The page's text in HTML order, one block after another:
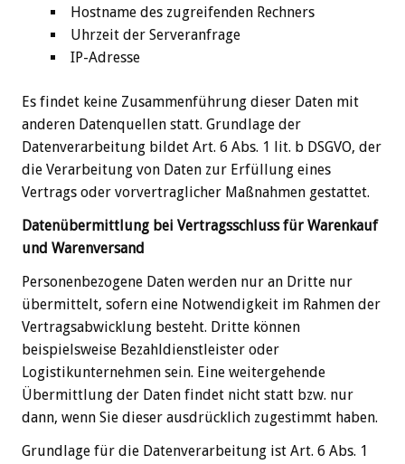
Hostname des zugreifenden Rechners
Uhrzeit der Serveranfrage
IP-Adresse
Es findet keine Zusammenführung dieser Daten mit
anderen Datenquellen statt. Grundlage der
Datenverarbeitung bildet Art. 6 Abs. 1 lit. b DSGVO, der
die Verarbeitung von Daten zur Erfüllung eines
Vertrags oder vorvertraglicher Maßnahmen gestattet.
Datenübermittlung bei Vertragsschluss für Warenkauf
und Warenversand
Personenbezogene Daten werden nur an Dritte nur
übermittelt, sofern eine Notwendigkeit im Rahmen der
Vertragsabwicklung besteht. Dritte können
beispielsweise Bezahldienstleister oder
Logistikunternehmen sein. Eine weitergehende
Übermittlung der Daten findet nicht statt bzw. nur
dann, wenn Sie dieser ausdrücklich zugestimmt haben.
Grundlage für die Datenverarbeitung ist Art. 6 Abs. 1